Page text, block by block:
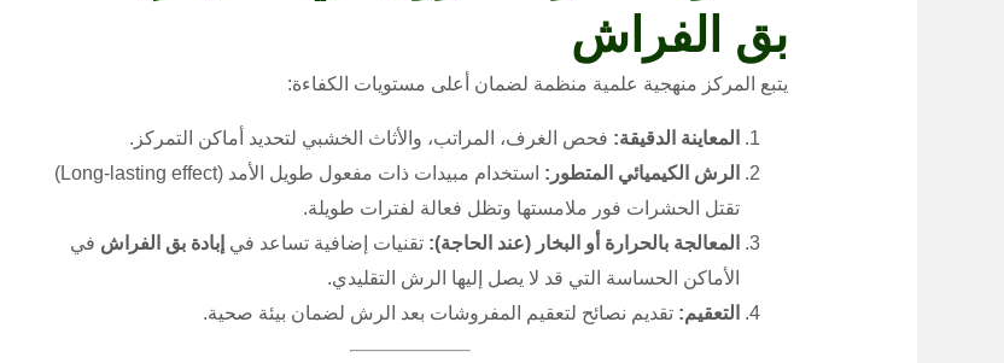
بق الفراش
يتبع المركز منهجية علمية منظمة لضمان أعلى مستويات الكفاءة:
المعاينة الدقيقة: فحص الغرف، المراتب، والأثاث الخشبي لتحديد أماكن التمركز.
الرش الكيميائي المتطور:
استخدام مبيدات ذات مفعول طويل الأمد (Long-lasting effect)
تقتل الحشرات فور ملامستها وتظل فعالة لفترات طويلة.
المعالجة بالحرارة أو البخار (عند الحاجة): تقنيات إضافية تساعد في إبادة بق الفراش في
الأماكن الحساسة التي قد لا يصل إليها الرش التقليدي.
التعقيم: تقديم نصائح لتعقيم المفروشات بعد الرش لضمان بيئة صحية.